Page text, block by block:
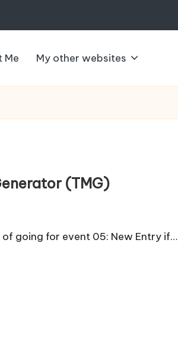
Me My other websites
(TMG)
of going for event 05: New Entry if…